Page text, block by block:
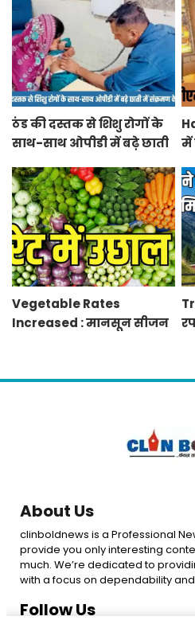
ठंड की दस्तक से शिशु रोगों के
साथ-साथ ओपीडी में बढ़े छाती
में
Vegetable Rates
Increased : मानसून सीजन
About Us
clinboldnews is a Professional
provide you only interesting
much. We’re dedicated to
with a focus on dependability and
Follow Us